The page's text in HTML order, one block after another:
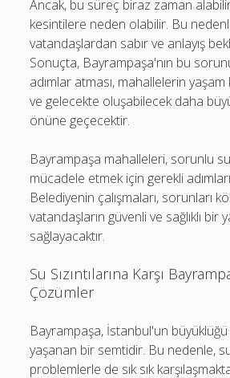
Ancak, bu süreç biraz zaman
kesintilere neden olabilir. Bu
vatandaşlardan sabır ve anlayış
Sonuçta, Bayrampaşa'nın bu
adımlar atması, mahallelerin
ve gelecekte oluşabilecek daha
önüne geçecektir.
Bayrampaşa mahalleleri, sorunlu
mücadele etmek için gerekli
Belediyenin çalışmaları, sorunları
vatandaşların güvenli ve sağlıklı bir
sağlayacaktır.
Su Sızıntılarına Karşı
Çözümler
Bayrampaşa, İstanbul'un
yaşanan bir semtidir. Bu nedenle, su
problemlerle de sık sık